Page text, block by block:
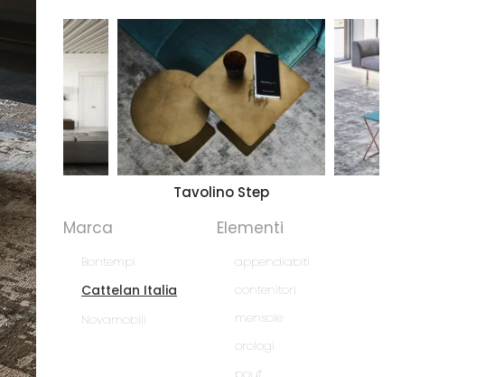
Tavolino Step
Marca
Bontempi
Cattelan Italia
Novamobili
Elementi
appendiabiti
contenitori
mensole
orologi